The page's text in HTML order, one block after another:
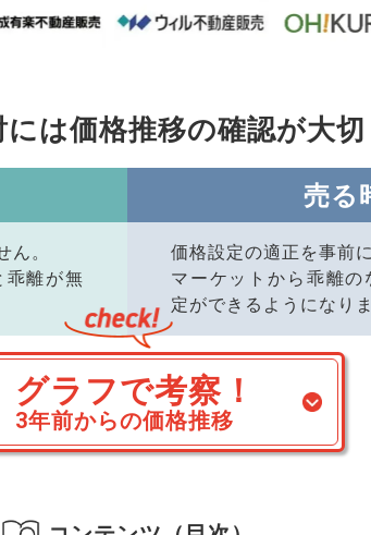
には価格推移の確認が大
ん。
乖離が無
売る
価格設定の適正を事前
マーケットから乖離
定ができるようになり
グラフで考察！
3年前からの価格推移